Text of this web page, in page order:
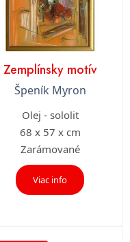
Zemplínsky motív
Špeník Myron
Olej - sololit
68 x 57 x cm
Zarámované
Viac info